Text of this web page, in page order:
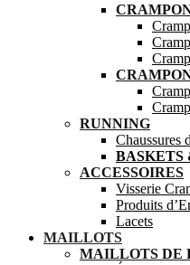
RUNNING
Chaussures
BASKETS
ACCESSOIRES
Visserie
Produits
Lacets
MAILLOTS
MAILLOTS DE